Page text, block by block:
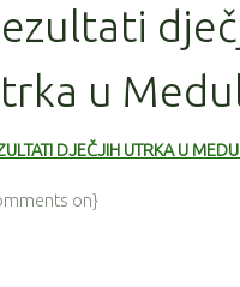
u
DJEČJIH UTRKA U
on}